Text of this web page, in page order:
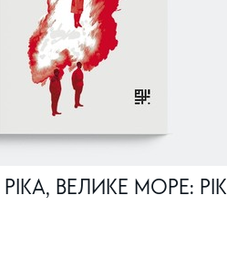
ВЕЛИКЕ МОРЕ: РІК